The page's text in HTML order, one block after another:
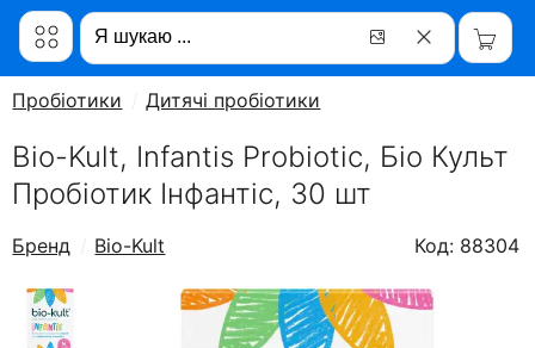
Пробіотики Дитячі пробіотики
Bio-Kult, Infantis Probiotic, Біо Культ
Пробіотик Інфантіс, 30 шт
Бренд Bio-Kult Код: 88304